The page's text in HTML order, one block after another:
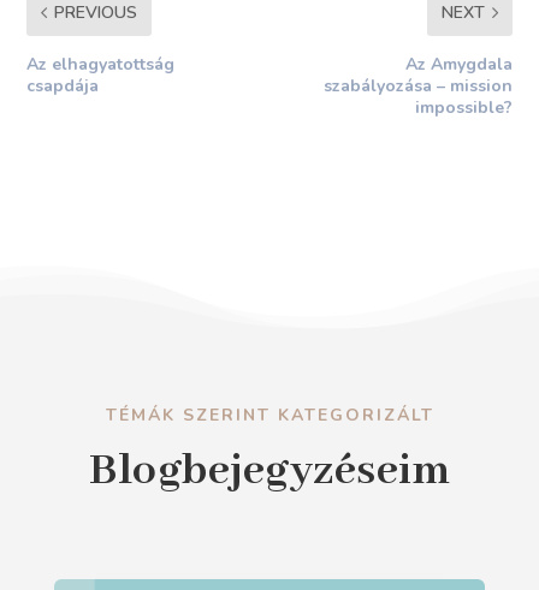
PREVIOUS
Az elhagyatottság
csapdája
NEXT
Az Amygdala
szabályozása – mission
impossible?
TÉMÁK SZERINT KATEGORIZÁLT
Blogbejegyzéseim